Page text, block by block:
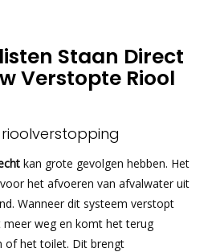
Staan Direct
Verstopte Riool
kan grote gevolgen hebben. Het
het afvoeren van afvalwater uit
Wanneer dit systeem verstopt
weg en komt het terug
of het toilet. Dit brengt